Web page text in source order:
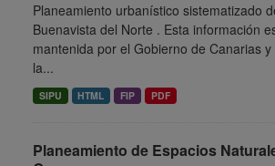
Planeamiento urbanístico sistematizado
Buenavista del Norte . Esta información
mantenida por el Gobierno de Canarias
la...
SIPU HTML FIP PDF
Planeamiento de Espacios